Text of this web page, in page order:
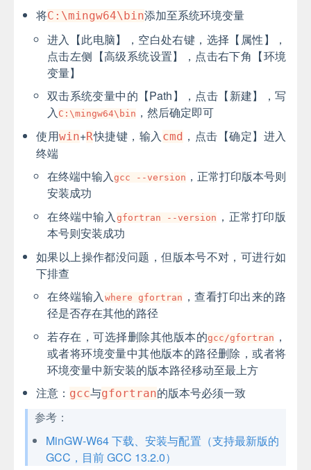
将C:\mingw64\bin添加至系统环境变量
进入【此电脑】，空白处右键，选择【属性】，
点击左侧【高级系统设置】，点击右下角【环境
变量】
双击系统变量中的【Path】，点击【新建】，写
入 C:\mingw64\bin ，然后确定即可
使用win+R快捷键，输入 cmd ，点击【确定】进入
终端
在终端中输入gcc --version ，正常打印版本号则
安装成功
在终端中输入 gfortran --version ，正常打印版
本号则安装成功
如果以上操作都没问题，但版本号不对，可进行如
下排查
在终端输入 where gfortran ，查看打印出来的路
径是否存在其他的路径
若存在，可选择删除其他版本的gcc/gfortran ，
或者将环境变量中其他版本的路径删除，或者将
环境变量中新安装的版本路径移动至最上方
注意： gcc与gfortran的版本号必须一致
参考：
MinGW-W64 下载、安装与配置（支持最新版的
GCC，目前 GCC 13.2.0）